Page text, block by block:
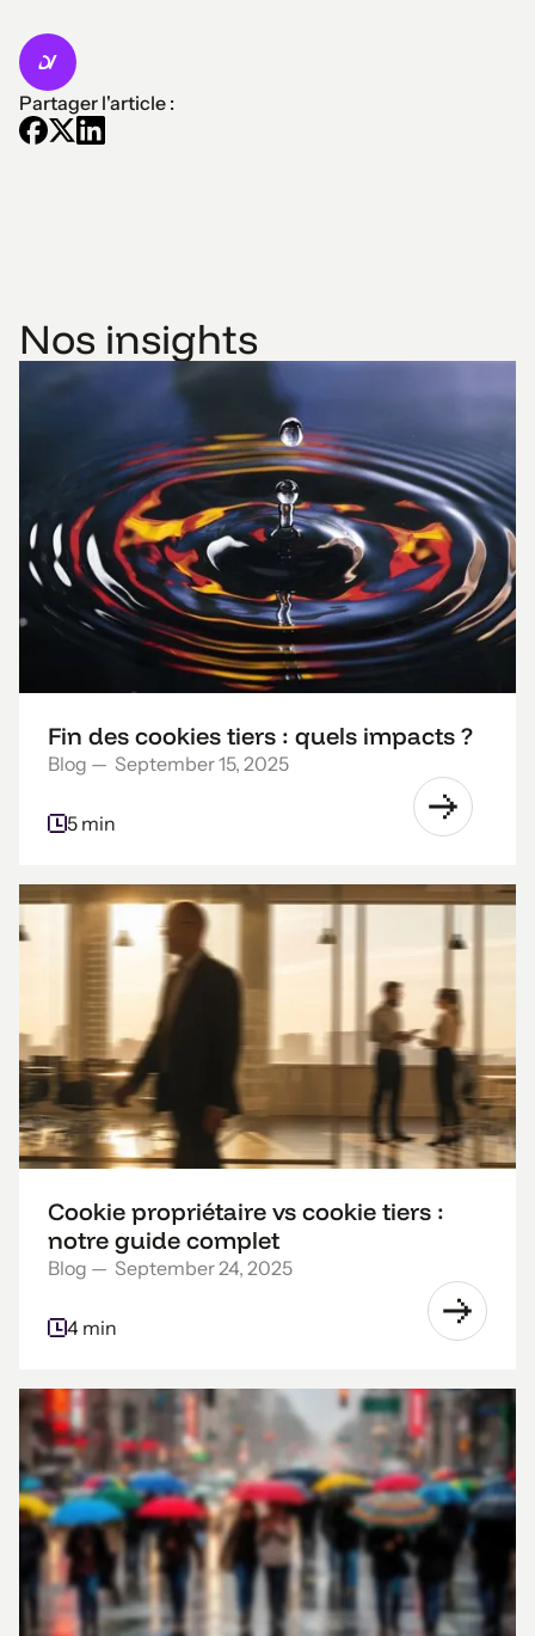
Partager l'article :
Nos insights
Fin des cookies tiers : quels impacts ?
Blog — September 15, 2025
5 min
Cookie propriétaire vs cookie tiers :
notre guide complet
Blog — September 24, 2025
4 min